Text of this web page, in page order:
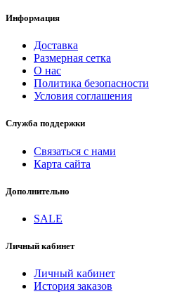
Информация
Доставка
Размерная сетка
О нас
Политика безопасности
Условия соглашения
Служба поддержки
Связаться с нами
Карта сайта
Дополнительно
SALE
Личный кабинет
Личный кабинет
История заказов